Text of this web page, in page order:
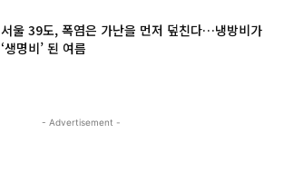
서울 39도, 폭염은 가난을 먼저 덮친다…냉방비가
‘생명비’ 된 여름
- Advertisement -